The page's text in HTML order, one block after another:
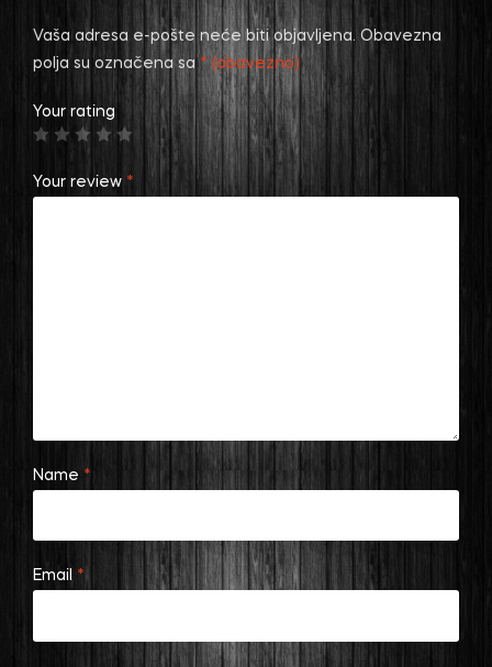
Vaša adresa e-pošte neće biti objavljena. Obavezna
polja su označena sa* (obavezno)
Your rating
Your review *
Name *
Email *